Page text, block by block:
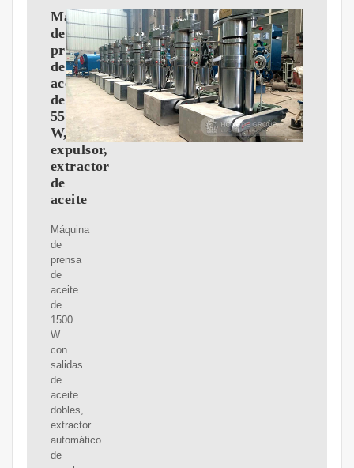
Máquina
de
prensa
de
aceite
de
550
W,
expulsor,
extractor
de
aceite
Máquina
de
prensa
de
aceite
de
1500
W
con
salidas
de
aceite
dobles,
extractor
automático
de